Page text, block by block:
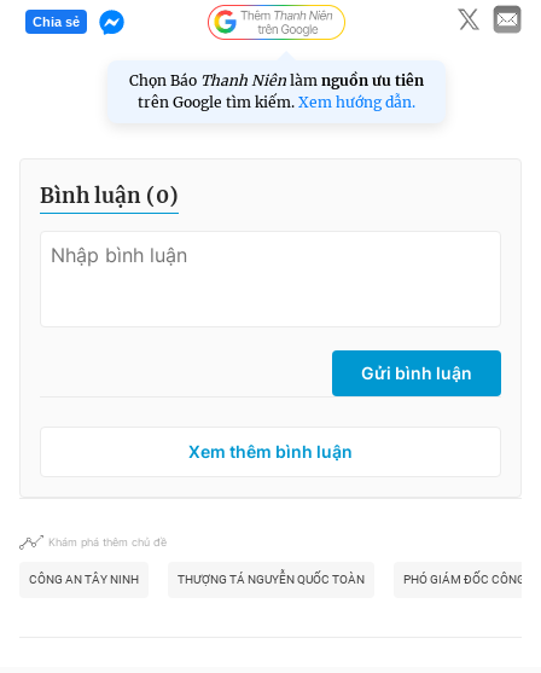
Chia sẻ
Chọn Báo Thanh Niên làm nguồn ưu tiên
trên Google tìm kiếm. Xem hướng dẫn.
Bình luận (0)
Gửi bình luận
Xem thêm bình luận
Khám phá thêm chủ đề
CÔNG AN TÂY NINH THƯỢNG TÁ NGUYỄN QUỐC TOÀN PHÓ GIÁM ĐỐC CÔNG